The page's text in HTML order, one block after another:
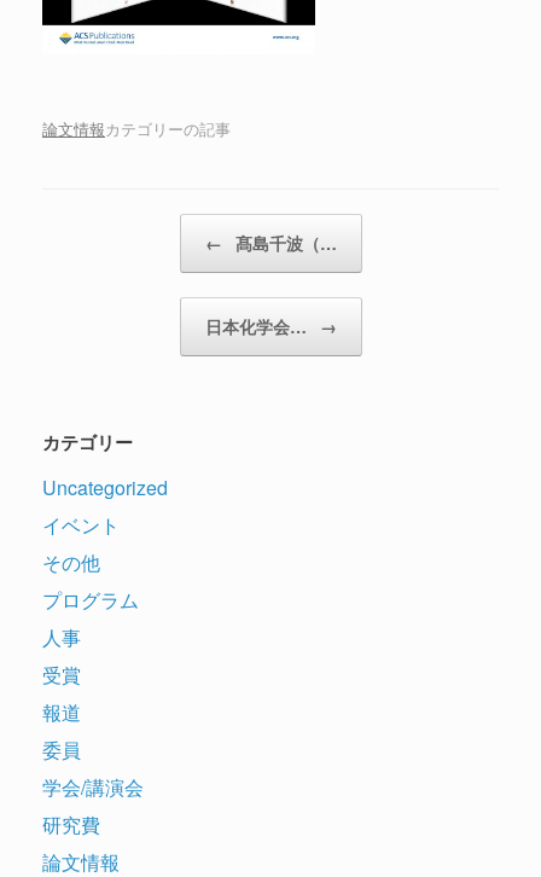
論文情報カテゴリーの記事
← 髙島千波（…
日本化学会… →
カテゴリー
Uncategorized
イベント
その他
プログラム
人事
受賞
報道
委員
学会/講演会
研究費
論文情報